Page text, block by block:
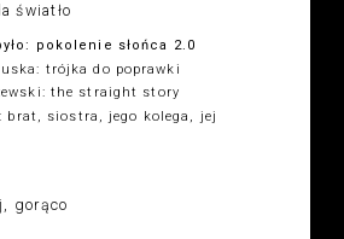
światło
pokolenie słońca 2.0
trójka do poprawki
the straight story
brat, siostra, jego kolega, jej
gorąco